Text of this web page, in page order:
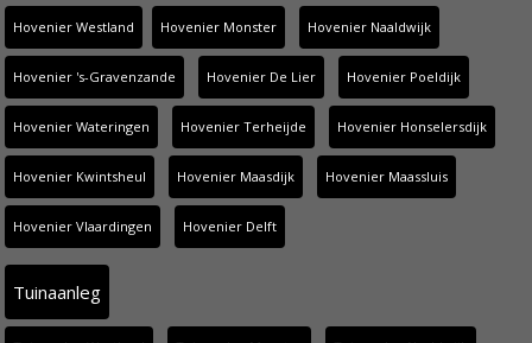
Hovenier Westland Hovenier Monster Hovenier Naaldwijk
Hovenier 's-Gravenzande Hovenier De Lier Hovenier Poeldijk
Hovenier Wateringen Hovenier Terheijde Hovenier Honselersdijk
Hovenier Kwintsheul Hovenier Maasdijk Hovenier Maassluis
Hovenier Vlaardingen Hovenier Delft
Tuinaanleg